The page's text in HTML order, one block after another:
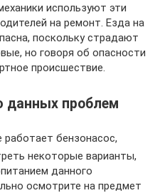
используют эти
на ремонт. Езда на
поскольку страдают
но говоря об опасности
происшествие.
данных проблем
бензонасос,
некоторые варианты,
данного
осмотрите на предмет